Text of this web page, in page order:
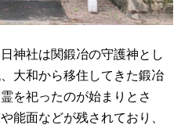
神社は関鍛冶の守護神とし
大和から移住してきた鍛冶
を祀ったのが始まりとさ
能面などが残されており、